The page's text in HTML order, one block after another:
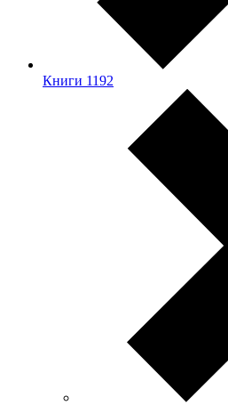
Книги 1192